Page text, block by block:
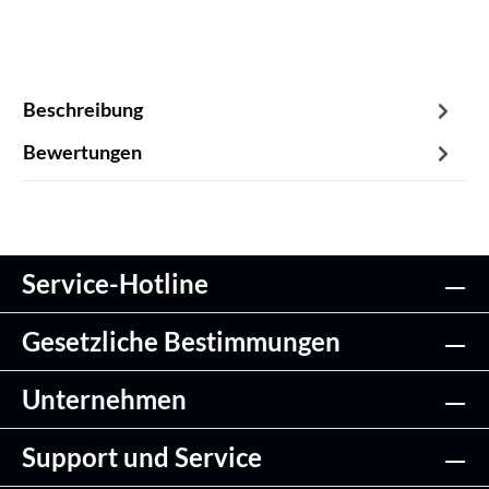
Beschreibung
Bewertungen
Service-Hotline
Gesetzliche Bestimmungen
Unternehmen
Support und Service